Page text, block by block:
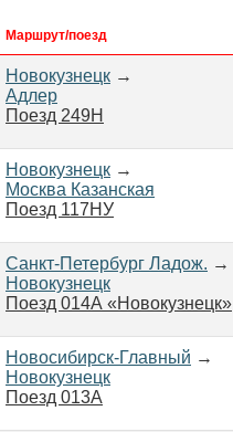
Маршрут/поезд
Новокузнецк →
Адлер
Поезд 249Н
Новокузнецк →
Москва Казанская
Поезд 117НУ
Санкт-Петербург Ладож. →
Новокузнецк
Поезд 014А «Новокузнецк»
Новосибирск-Главный →
Новокузнецк
Поезд 013А